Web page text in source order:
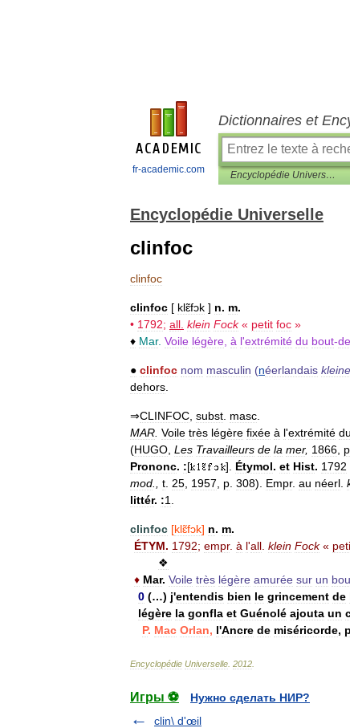
fr-academic.com
Dictionnaires et
Encyclopédie Universelle
Encyclopédie Universelle
clinfoc
clinfoc
clinfoc [ klɛ̃fɔk ] n. m.
• 1792; all klein Fock« petit foc »
♦ Mar. Voile légère à l'extrémité du bout-
● clinfoc nom masculin (néerlandais kleine
dehors
⇒CLINFOC subst masc
MAR Voile très légère fixée à l'extrémité du
(HUGO Les Travailleurs de la mer, 1866 p
Prononc. :[ ]. Étymol. et Hist. 1792
mod
t 25 1957 p 308). Empr. au néerl
littér. :1
clinfoc [klɛ̃fɔk] n. m.
ÉTYM. 1792; empr. à l'all klein Fock«
❖
♦ Mar. Voile très légère amurée sur un
0 (…) j'entendis bien le grincement de
légère la gonfla et Guénolé ajouta un
P. Mac Orlan, l'Ancre de miséricorde, p
Encyclopédie Universelle 2012
Игры ⚽
Нужно сделать НИР?
clin\ d'œil